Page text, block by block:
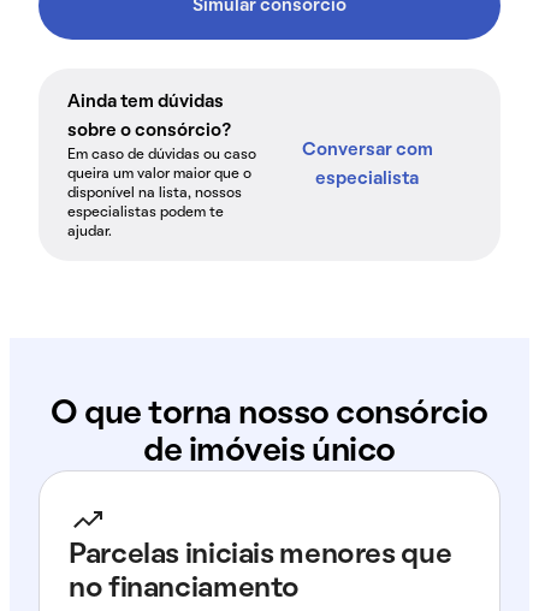
Simular consórcio
Ainda tem dúvidas
sobre o consórcio?
Em caso de dúvidas ou caso
queira um valor maior que o
disponível na lista, nossos
especialistas podem te
ajudar.
Conversar com
especialista
O que torna nosso consórcio
de imóveis único
Parcelas iniciais menores que
no financiamento